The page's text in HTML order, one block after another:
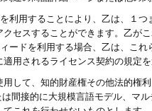
利用することにより、乙は、１
セスすることができます。乙が
ードを利用する場合、乙は、こ
用されるライセンス契約の規定
して、知的財産権その他法的権
間接的に大規模言語モデル、マ